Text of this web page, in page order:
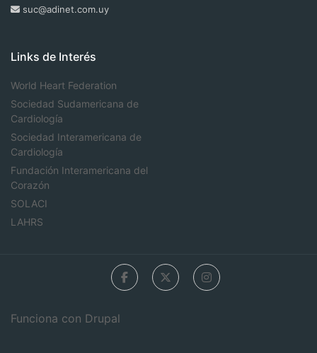
suc@adinet.com.uy
Links de Interés
World Heart Federation
Sociedad Sudamericana de
Cardiología
Sociedad Interamericana de
Cardiología
Fundación Interamericana del
Corazón
SOLACI
LAHRS
Funciona con Drupal